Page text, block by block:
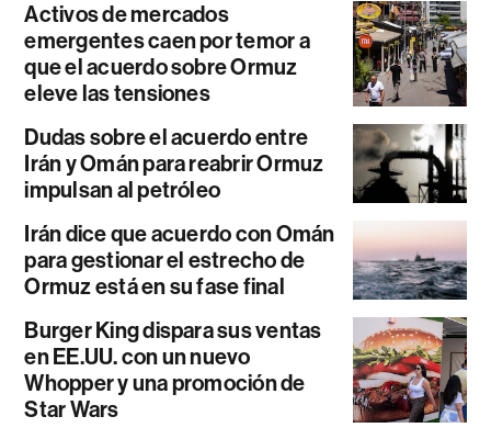
Activos de mercados
emergentes caen por temor a
que el acuerdo sobre Ormuz
eleve las tensiones
Dudas sobre el acuerdo entre
Irán y Omán para reabrir Ormuz
impulsan al petróleo
Irán dice que acuerdo con Omán
para gestionar el estrecho de
Ormuz está en su fase final
Burger King dispara sus ventas
en EE.UU. con un nuevo
Whopper y una promoción de
Star Wars